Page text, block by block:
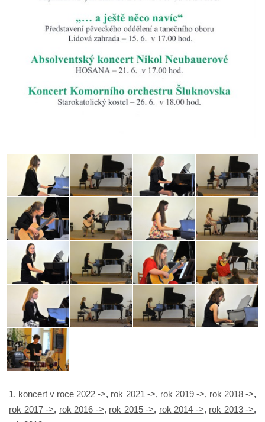
1. koncert v roce 2022 ->, rok 2021 ->, rok 2019 ->, rok 2018 ->,
rok 2017 ->, rok 2016 ->, rok 2015 ->, rok 2014 ->, rok 2013 ->,